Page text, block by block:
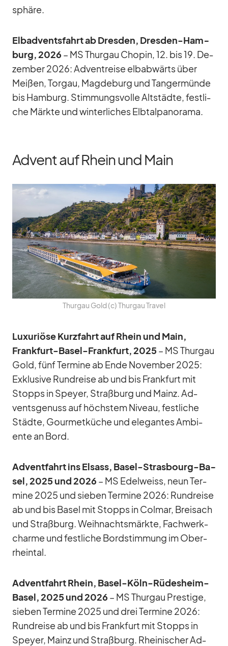
sphäre.
El­b­ad­vents­fahrt ab Dres­den, Dres­den-Ham­
burg, 2026 – MS Thur­gau Cho­pin, 12. bis 19. De­
zem­ber 2026: Ad­vent­reise elb­ab­wärts über
Mei­ßen, Tor­gau, Mag­de­burg und Tan­ger­münde
bis Ham­burg. Stim­mungs­volle Alt­städte, fest­li­
che Märkte und win­ter­li­ches Elb­tal­pan­orama.
Advent auf Rhein und Main
Thur­gau Gold (c) Thur­gau Tra­vel
Lu­xu­riöse Kurz­fahrt auf Rhein und Main,
Frank­furt-Ba­sel-Frank­furt, 2025 – MS Thur­gau
Gold, fünf Ter­mine ab Ende No­vem­ber 2025:
Ex­klu­sive Rund­reise ab und bis Frank­furt mit
Stopps in Speyer, Straß­burg und Mainz. Ad­
vents­ge­nuss auf höchs­tem Ni­veau, fest­li­che
Städte, Gour­met­kü­che und ele­gan­tes Am­bi­
ente an Bord.
Ad­vent­fahrt ins El­sass, Ba­sel-Stras­bourg-Ba­
sel, 2025 und 2026 – MS Edel­weiss, neun Ter­
mine 2025 und sie­ben Ter­mine 2026: Rund­reise
ab und bis Ba­sel mit Stopps in Col­mar, Brei­sach
und Straß­burg. Weih­nachts­märkte, Fach­werk­
charme und fest­li­che Bord­stim­mung im Ober­
rhein­tal.
Ad­vent­fahrt Rhein, Ba­sel-Köln-Rü­des­heim-
Ba­sel, 2025 und 2026 – MS Thur­gau Pres­tige,
sie­ben Ter­mine 2025 und drei Ter­mine 2026:
Rund­reise ab und bis Frank­furt mit Stopps in
Speyer, Mainz und Straß­burg. Rhei­ni­scher Ad­